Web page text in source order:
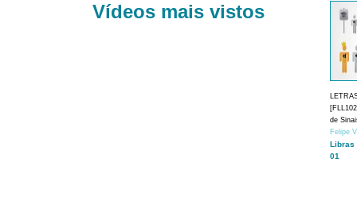
Vídeos mais vistos
de
Felipe
Libras
01